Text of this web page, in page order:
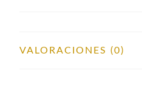
VALORACIONES (0)